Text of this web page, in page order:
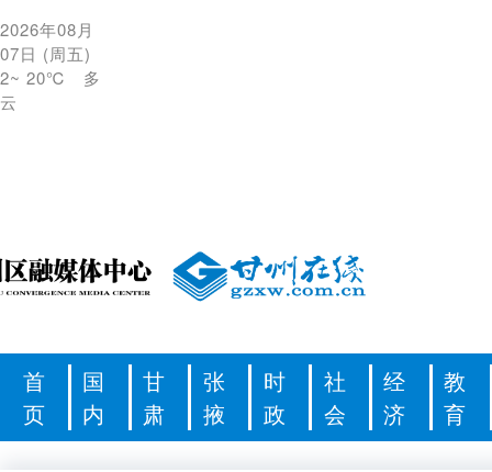
2026年08月
07日 (周五)
2~ 20℃
多
云
首
页
国
内
甘
肃
张
掖
时
政
社
会
经
济
教
育